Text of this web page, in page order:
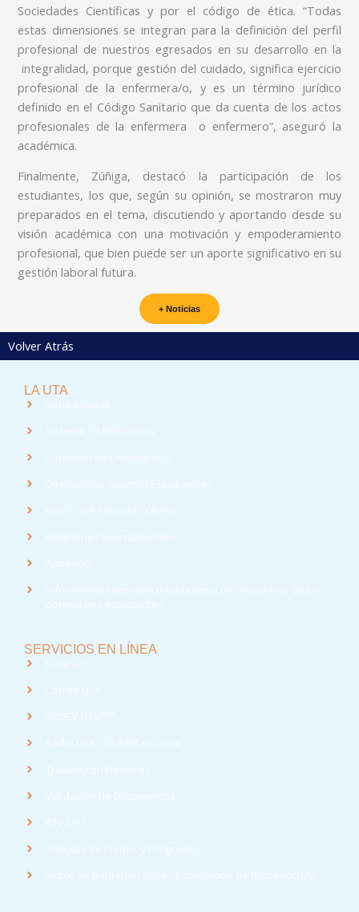
Sociedades Científicas y por el código de ética. “Todas
estas dimensiones se integran para la definición del perfil
profesional de nuestros egresados en su desarrollo en la
integralidad, porque gestión del cuidado, significa ejercicio
profesional de la enfermera/o, y es un término jurídico
definido en el Código Sanitario que da cuenta de los actos
profesionales de la enfermera o enfermero”, aseguró la
académica.
Finalmente, Zúñiga, destacó la participación de los
estudiantes, los que, según su opinión, se mostraron muy
preparados en el tema, discutiendo y aportando desde su
visión académica con una motivación y empoderamiento
profesional, que bien puede ser un aporte significativo en su
gestión laboral futura.
+ Noticias
Volver Atrás
LA UTA
SERVICIOS EN LÍNEA